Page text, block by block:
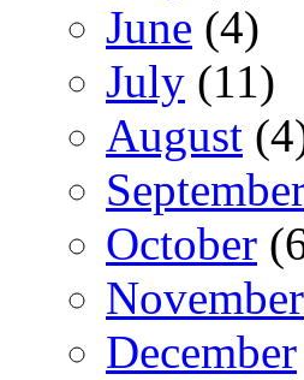
June (4)
July (11)
August
October
November
December